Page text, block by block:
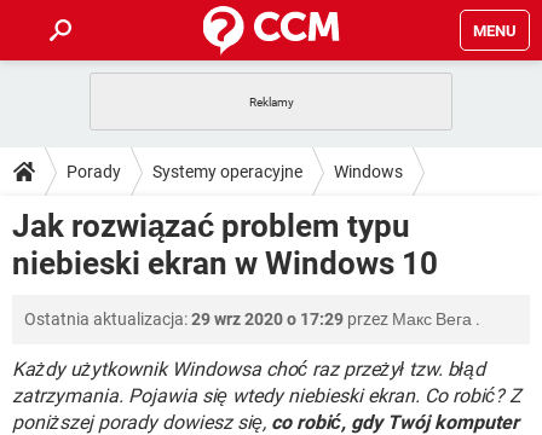
MENU
GRY WHATSAPP
SPOTIFY NETFLIX
INSTAGRAM FACEBOOK
PORADY
PlayStation TIKTOK
GRY WHATSAPP
INSTAGRAM FACEBOOK
WINDOWS 10
DO POBRANIA
ANDROID TIKTOK
INSTAGRAM FACEBOOK
WINDOWS 10
FORUM
COVID-19 TIKTOK
GRY WHATSAPP
SPOTIFY NETFLIX
COVID-19 TIKTOK
GRY WHATSAPP
Porady Systemy operacyjne Windows
Windows 10
Jak rozwiązać problem typu
niebieski ekran w Windows 10
Ostatnia aktualizacja:29 wrz 2020 o 17:29 przez Макс Вега .
Każdy użytkownik Windowsa choć raz przeżył tzw. błąd
zatrzymania. Pojawia się wtedy niebieski ekran. Co robić? Z
poniższej porady dowiesz się, co robić, gdy Twój komputer